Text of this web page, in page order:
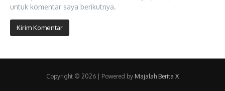
untuk komentar saya berikutnya.
Copyright © 2026 | Powered by Majalah Berita X